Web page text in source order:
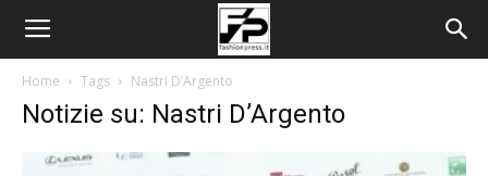
Home Tags Nastri D’Argento
Notizie su: Nastri D’Argento